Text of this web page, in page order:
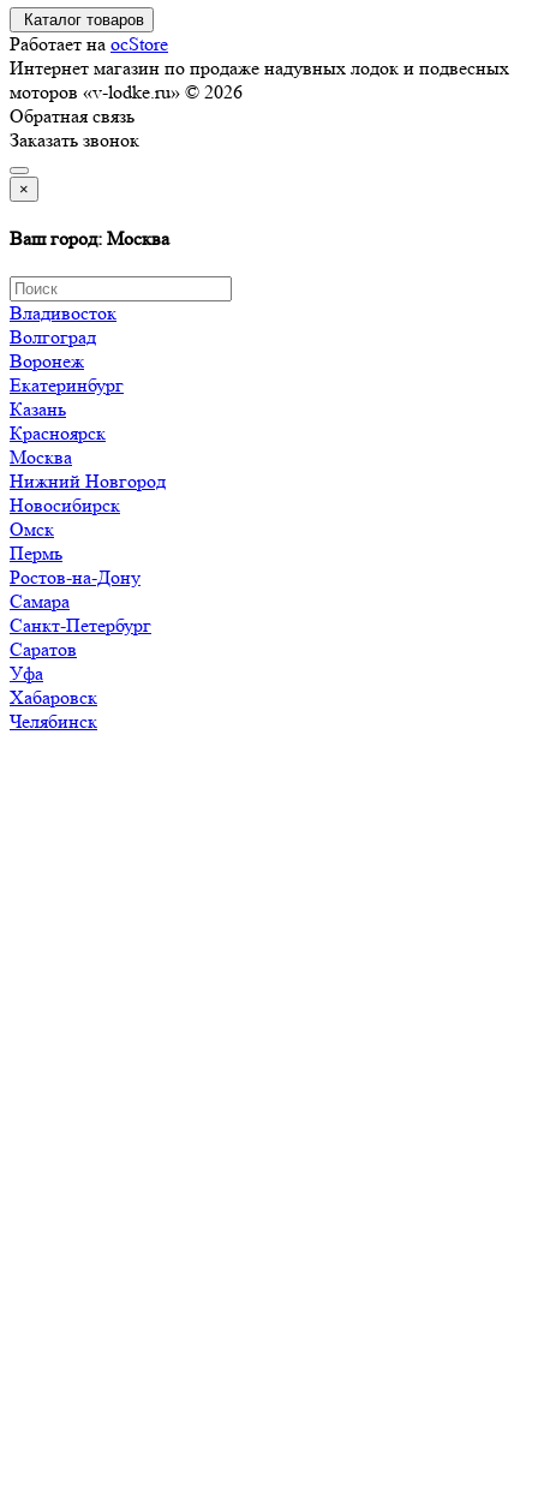
Каталог товаров
Работает на ocStore
Интернет магазин по продаже надувных лодок и подвесных
моторов «v-lodke.ru» © 2026
Обратная связь
Заказать звонок
×
Ваш город: Москва
Владивосток
Волгоград
Воронеж
Екатеринбург
Казань
Красноярск
Москва
Нижний Новгород
Новосибирск
Омск
Пермь
Ростов-на-Дону
Самара
Санкт-Петербург
Саратов
Уфа
Хабаровск
Челябинск